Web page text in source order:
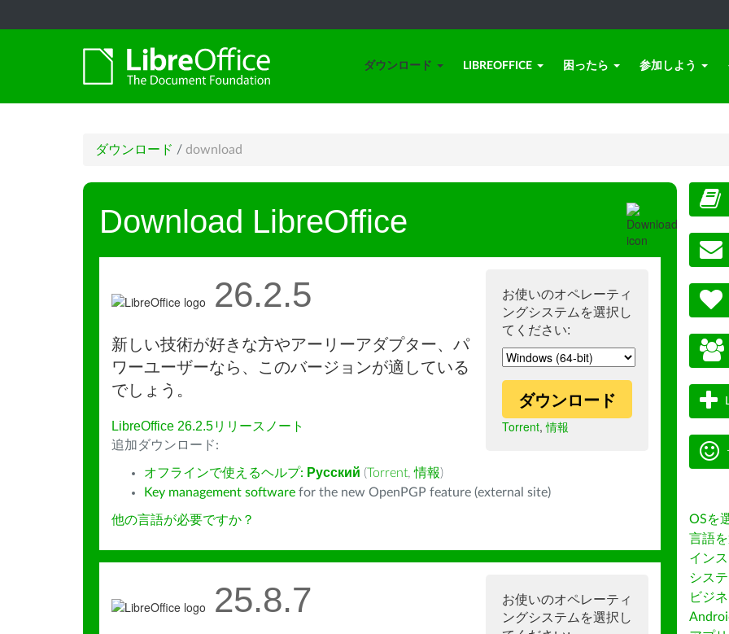
ダウンロード LIBREOFFICE 困ったら 参加しよう
ダウンロード / download
Download LibreOffice
お使いのオペレーティ
ングシステムを選択し
てください:
ダウンロード
Torrent,情報
26.2.5
新しい技術が好きな方やアーリーアダプター、パ
ワーユーザーなら、このバージョンが適している
でしょう。
LibreOffice 26.2.5リリースノート
追加ダウンロード:
オフラインで使えるヘルプ: Русский (Torrent,情報)
Key management software for the new OpenPGP feature (external site)
他の言語が必要ですか？
お使いのオペレーティ
ングシステムを選択し
25.8.7
OSを
言語
イン
シス
ビジ